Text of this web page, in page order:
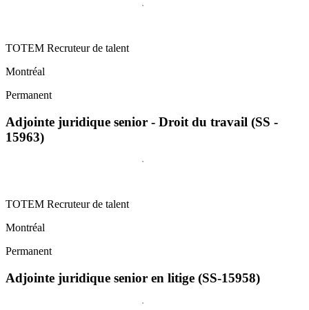
TOTEM Recruteur de talent
Montréal
Permanent
Adjointe juridique senior - Droit du travail (SS -
15963)
TOTEM Recruteur de talent
Montréal
Permanent
Adjointe juridique senior en litige (SS-15958)